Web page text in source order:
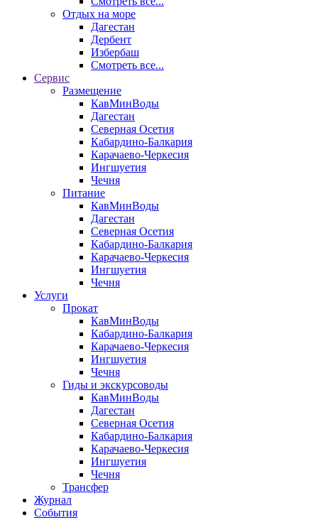
Отдых на море
Дагестан
Дербент
Избербаш
Смотреть все...
Сервис
Размещение
КавМинВоды
Дагестан
Северная Осетия
Кабардино-Балкария
Карачаево-Черкесия
Ингшуетия
Чечня
Питание
КавМинВоды
Дагестан
Северная Осетия
Кабардино-Балкария
Карачаево-Черкесия
Ингшуетия
Чечня
Услуги
Прокат
КавМинВоды
Кабардино-Балкария
Карачаево-Черкесия
Ингшуетия
Чечня
Гиды и экскурсоводы
КавМинВоды
Дагестан
Северная Осетия
Кабардино-Балкария
Карачаево-Черкесия
Ингшуетия
Чечня
Трансфер
Журнал
События